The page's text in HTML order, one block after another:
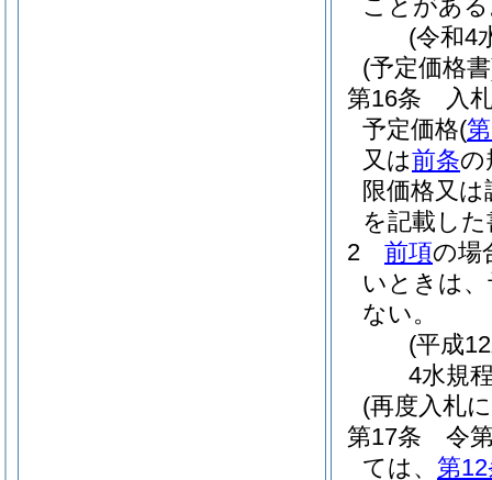
ことがあ
(令和4
(予定価格
第16条
入
予定価格(
又は前条の
限価格又
を記載し
2
前項の場
いときは
ない。
(平成
4水規
(再度入札
第17条
令
ては、 第